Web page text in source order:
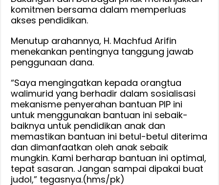
komitmen bersama dalam memperluas
akses pendidikan.
Menutup arahannya, H. Machfud Arifin
menekankan pentingnya tanggung jawab
penggunaan dana.
“Saya mengingatkan kepada orangtua
walimurid yang berhadir dalam sosialisasi
mekanisme penyerahan bantuan PIP ini
untuk menggunakan bantuan ini sebaik-
baiknya untuk pendidikan anak dan
memastikan bantuan ini betul-betul diterima
dan dimanfaatkan oleh anak sebaik
mungkin. Kami berharap bantuan ini optimal,
tepat sasaran. Jangan sampai dipakai buat
judol,” tegasnya.(hms/pk)